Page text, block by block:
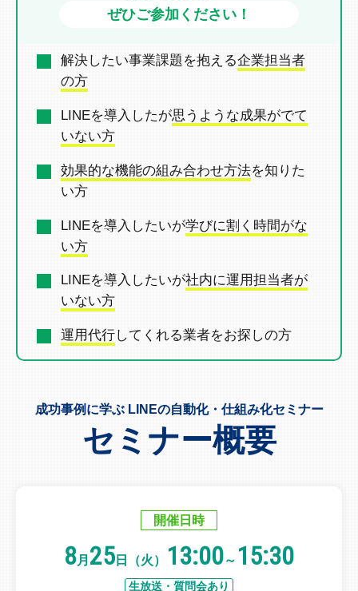
ぜひご参加ください！
解決したい事業課題を抱える企業担当者
の方
LINEを導入したが思うような成果がでて
いない方
効果的な機能の組み合わせ方法を知りた
い方
LINEを導入したいが学びに割く時間がな
い方
LINEを導入したいが社内に運用担当者が
いない方
運用代行してくれる業者をお探しの方
成功事例に学ぶ LINEの自動化・仕組み化セミナー
セミナー概要
開催日時
8月 25 日（火） 13:00～ 15:30
生放送・質問会あり